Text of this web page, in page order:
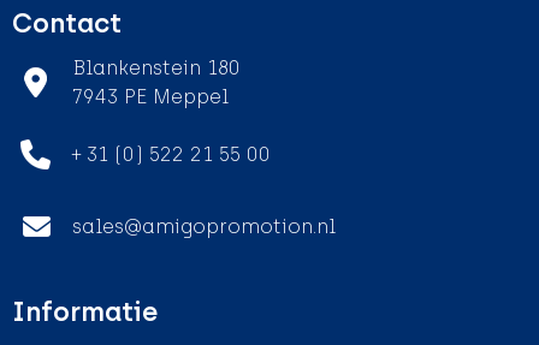
Contact
Blankenstein 180
7943 PE Meppel
+ 31 (0) 522 21 55 00
sales@amigopromotion.nl
Informatie